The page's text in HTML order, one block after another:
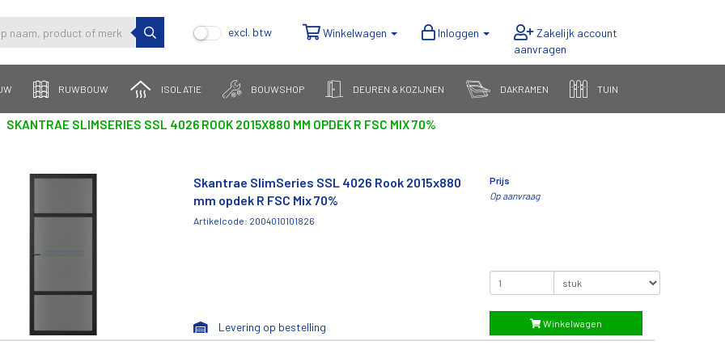
excl. btw Winkelwagen Inloggen
RUWBOUW ISOLATIE BOUWSHOP DEUREN & KOZIJNEN DAKRAMEN TUIN
SKANTRAE SLIMSERIES SSL 4026 ROOK 2015X880 MM OPDEK R FSC MIX 70%
Skantrae SlimSeries SSL 4026 Rook 2015x880
mm opdek R FSC Mix 70%
Artikelcode: 2004010101826
Levering op bestelling
Prijs
Op aanvraag
Winkelwagen